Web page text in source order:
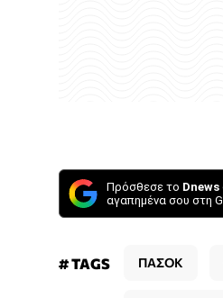
Πρόσθεσε το Dnews
αγαπημένα σου στη
# TAGS ΠΑΣΟΚ